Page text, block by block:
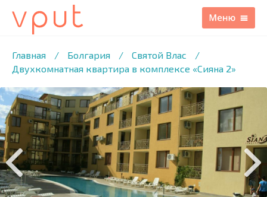
Главная / Болгария / Святой Влас
/
Двухкомнатная квартира в комплексе «Сияна 2»
/18 ФОТО